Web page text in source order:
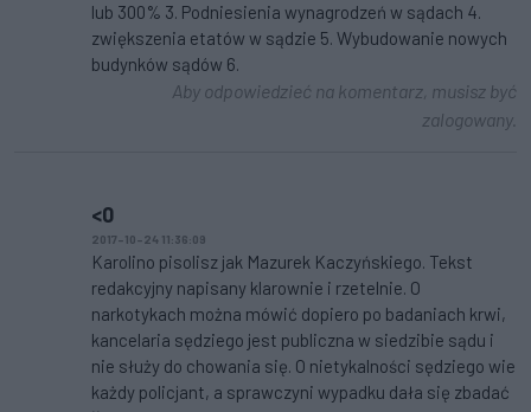
lub 300% 3. Podniesienia wynagrodzeń w sądach 4.
zwiększenia etatów w sądzie 5. Wybudowanie nowych
budynków sądów 6.
Aby odpowiedzieć na komentarz, musisz być
zalogowany.
<0
2017-10-24 11:36:09
Karolino pisolisz jak Mazurek Kaczyńskiego. Tekst
redakcyjny napisany klarownie i rzetelnie. O
narkotykach można mówić dopiero po badaniach krwi,
kancelaria sędziego jest publiczna w siedzibie sądu i
nie służy do chowania się. O nietykalności sędziego wie
każdy policjant, a sprawczyni wypadku dała się zbadać